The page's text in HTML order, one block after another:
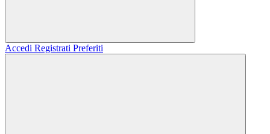
Accedi Registrati Preferiti